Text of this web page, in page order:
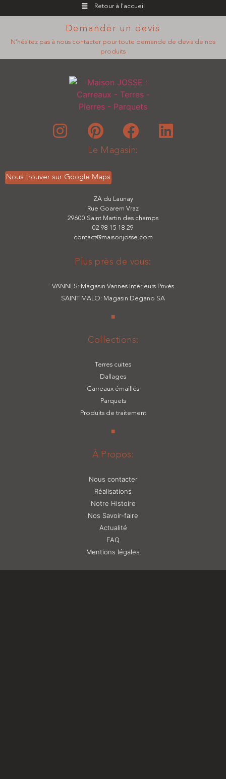
Retour à l'accueil
Demander un devis
N’hésitez pas à nous contacter pour toute demande de devis de nos
produits
Le Magasin:
Nous trouver sur Google Maps
ZA du Launay
Rue Goarem Vraz
29600 Saint Martin des champs
02 98 15 18 29
contact@maisonjosse.com
Plus près de vous:
VANNES: Magasin Vannes Intérieurs Privés
SAINT MALO: Magasin Degano SA
■
Collections:
Terres cuites
Dallages
Carreaux émaillés
Parquets
Produits de traitement
■
À Propos:
Nous contacter
Réalisations
Notre Histoire
Nos Savoir-faire
Actualité
FAQ
Mentions légales